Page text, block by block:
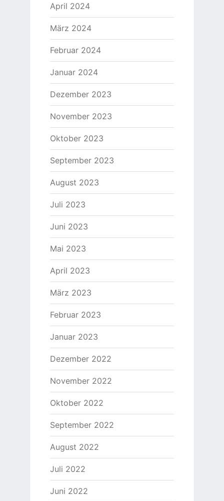
April 2024
März 2024
Februar 2024
Januar 2024
Dezember 2023
November 2023
Oktober 2023
September 2023
August 2023
Juli 2023
Juni 2023
Mai 2023
April 2023
März 2023
Februar 2023
Januar 2023
Dezember 2022
November 2022
Oktober 2022
September 2022
August 2022
Juli 2022
Juni 2022